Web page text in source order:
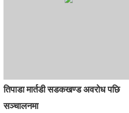
तिपाडा मार्तडी सडकखण्ड अवरोध पछि
सञ्चालनमा